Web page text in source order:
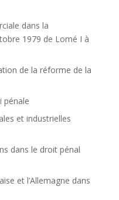
dans la
1979 de Lomé I à
de la réforme de la
pénale
et industrielles
dans le droit pénal
et l’Allemagne dans